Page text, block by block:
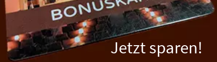
Jetzt sparen!